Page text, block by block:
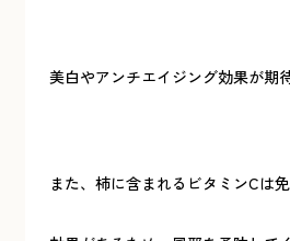
美白やアンチエイジング効果が期
また、柿に含まれるビタミンCは